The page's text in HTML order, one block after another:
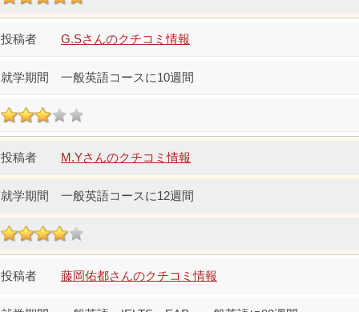
G.Sさんのクチコミ情報
一般英語コースに10週間
M.Yさんのクチコミ情報
一般英語コースに12週間
藤岡佑都さんのクチコミ情報